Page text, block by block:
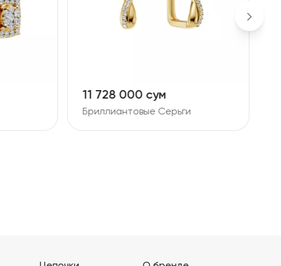
10 881 000 сум
Бриллиантовые Серьги